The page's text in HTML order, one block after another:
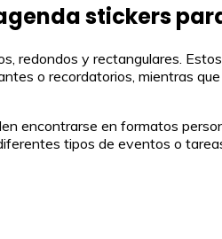
stickers
redondos y rectangulares.
o recordatorios, mientras
encontrarse en formatos
tipos de eventos o